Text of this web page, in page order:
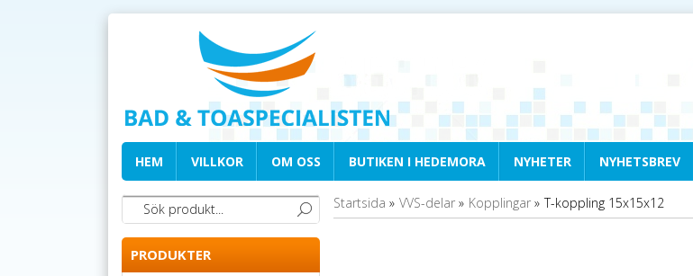
HEM VILLKOR OM OSS BUTIKEN I HEDEMORA NYHETER NYHETSBREV
PRODUKTER
Startsida » VVS-delar» Kopplingar» T-koppling 15x15x12